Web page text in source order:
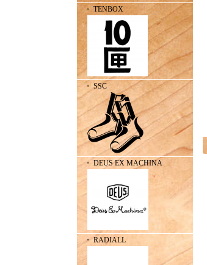
・ TENBOX
・ SSC
・ DEUS EX MACHINA
・ RADIALL